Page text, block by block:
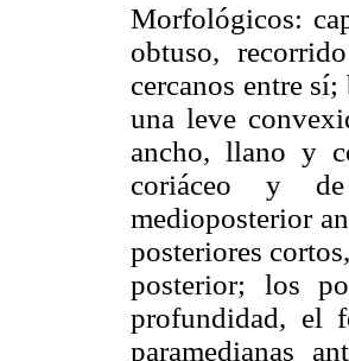
Morfológicos:
obtuso,
cercanos entre
una leve
ancho, llano y
coriáceo y de
medioposterior
posteriores
posterior; los
profundidad, el
paramedianas